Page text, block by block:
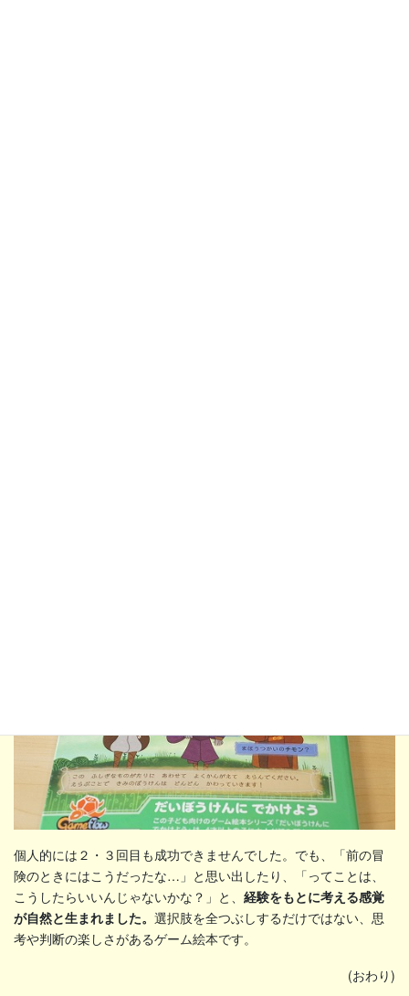
個人的には２・３回目も成功できませんでした。でも、「前の冒
険のときにはこうだったな…」と思い出したり、「ってことは、
こうしたらいいんじゃないかな？」と、 経験をもとに考える感覚
が自然と生まれました。 選択肢を全つぶしするだけではない、思
考や判断の楽しさがあるゲーム絵本です。
(おわり)